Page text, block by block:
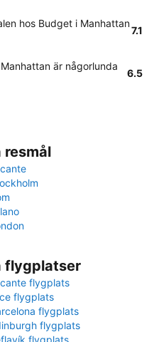
hos Budget i Manhattan
7.1
är någorlunda
6.5
resmål
flygplatser
flygplats
flygplats
flygplats
flygplats
flygplats